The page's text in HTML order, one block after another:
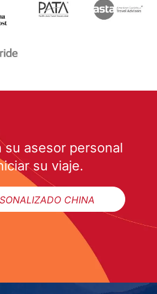
su asesor personal
su viaje.
CHINA